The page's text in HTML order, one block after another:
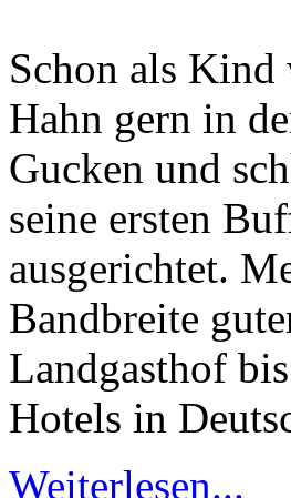
Schon als
Hahn gern in
Gucken und
seine ersten
ausgerichtet.
Bandbreite
Landgasthof
Hotels in
Weiterlesen...